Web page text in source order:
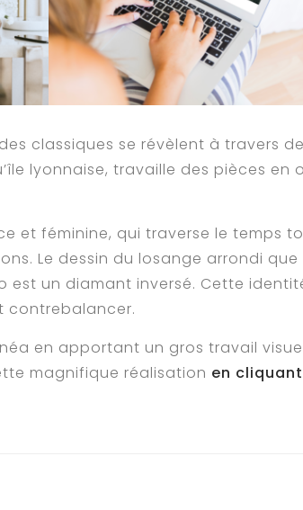
classiques se révèlent à travers
lyonnaise, travaille des pièces
et féminine, qui traverse le temps
Le dessin du losange arrondi que
un diamant inversé. Cette
contrebalancer.
en apportant un gros travail
magnifique réalisation en